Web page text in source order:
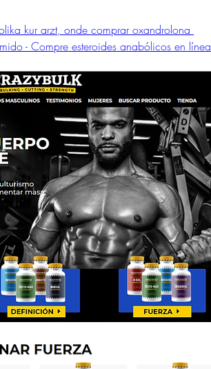
kur arzt, onde comprar oxandrolona
- Compre esteroides anabólicos en línea